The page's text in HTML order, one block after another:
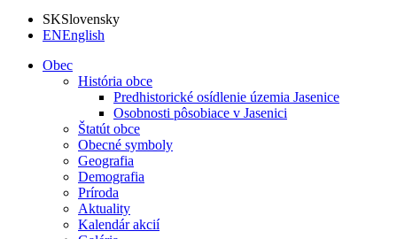
SKSlovensky
ENEnglish
Obec
História obce
Predhistorické osídlenie územia Jasenice
Osobnosti pôsobiace v Jasenici
Štatút obce
Obecné symboly
Geografia
Demografia
Príroda
Aktuality
Kalendár akcií